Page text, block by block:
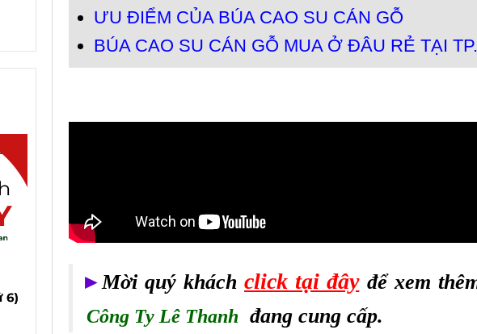
ƯU ĐIỂM CỦA BÚA CAO SU CÁN GỖ
BÚA CAO SU CÁN GỖ MUA Ở ĐÂU RẺ TẠI
► Mời quý khách click tại đây để xem
Công Ty Lê Thanh đang cung cấp.